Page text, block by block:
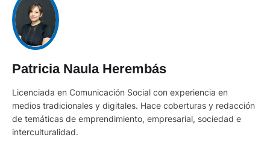
Patricia Naula Herembás
Licenciada en Comunicación Social con experiencia en
medios tradicionales y digitales. Hace coberturas y redacción
de temáticas de emprendimiento, empresarial, sociedad e
interculturalidad.